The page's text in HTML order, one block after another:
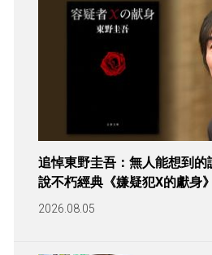
追悼東野圭吾：無人能想到
說不朽經典《嫌疑犯X的獻身
2026.08.05